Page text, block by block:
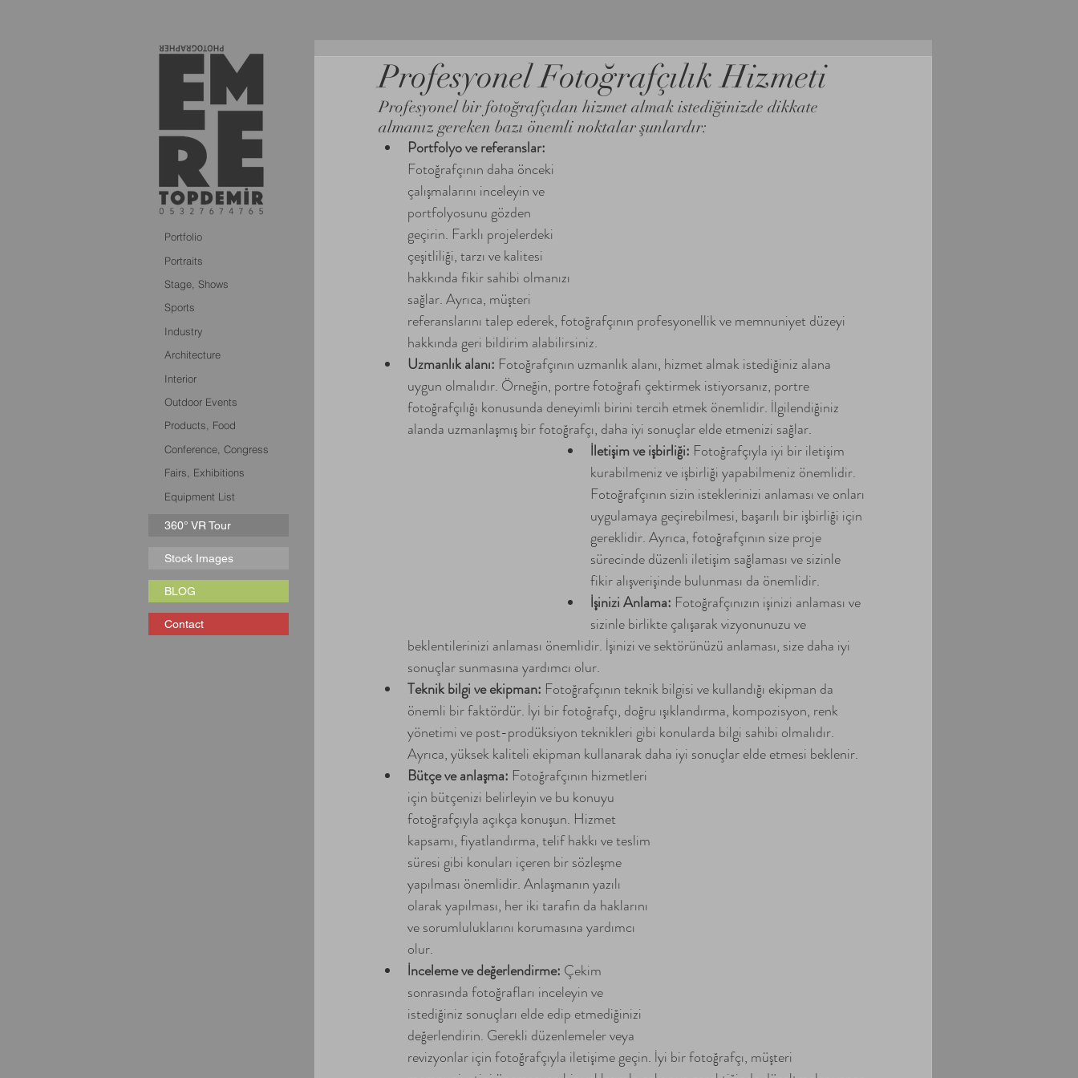
Profesyonel Fotoğrafçılık Hizmeti
Profesyonel bir fotoğrafçıdan hizmet almak istediğinizde dikkate
almanız gereken bazı önemli noktalar şunlardır:
Portfolyo ve referanslar:
Fotoğrafçının daha önceki
çalışmalarını inceleyin ve
portfolyosunu gözden
geçirin. Farklı projelerdeki
çeşitliliği, tarzı ve kalitesi
hakkında fikir sahibi olmanızı
sağlar. Ayrıca, müşteri
referanslarını talep ederek, fotoğrafçının profesyonellik ve memnuniyet düzeyi
hakkında geri bildirim alabilirsiniz.
Uzmanlık alanı: Fotoğrafçının uzmanlık alanı, hizmet almak istediğiniz alana
uygun olmalıdır. Örneğin, portre fotoğrafı çektirmek istiyorsanız, portre
fotoğrafçılığı konusunda deneyimli birini tercih etmek önemlidir. İlgilendiğiniz
alanda uzmanlaşmış bir fotoğrafçı, daha iyi sonuçlar elde etmenizi sağlar.
İletişim ve işbirliği: Fotoğrafçıyla iyi bir iletişim
kurabilmeniz ve işbirliği yapabilmeniz önemlidir.
Fotoğrafçının sizin isteklerinizi anlaması ve onları
uygulamaya geçirebilmesi, başarılı bir işbirliği için
gereklidir. Ayrıca, fotoğrafçının size proje
sürecinde düzenli iletişim sağlaması ve sizinle
fikir alışverişinde bulunması da önemlidir.
İşinizi Anlama: Fotoğrafçınızın işinizi anlaması ve
sizinle birlikte çalışarak vizyonunuzu ve
beklentilerinizi anlaması önemlidir. İşinizi ve sektörünüzü anlaması, size daha iyi
sonuçlar sunmasına yardımcı olur.
Teknik bilgi ve ekipman: Fotoğrafçının teknik bilgisi ve kullandığı ekipman da
önemli bir faktördür. İyi bir fotoğrafçı, doğru ışıklandırma, kompozisyon, renk
yönetimi ve post-prodüksiyon teknikleri gibi konularda bilgi sahibi olmalıdır.
Ayrıca, yüksek kaliteli ekipman kullanarak daha iyi sonuçlar elde etmesi beklenir.
Bütçe ve anlaşma: Fotoğrafçının hizmetleri
için bütçenizi belirleyin ve bu konuyu
fotoğrafçıyla açıkça konuşun. Hizmet
kapsamı, fiyatlandırma, telif hakkı ve teslim
süresi gibi konuları içeren bir sözleşme
yapılması önemlidir. Anlaşmanın yazılı
olarak yapılması, her iki tarafın da haklarını
ve sorumluluklarını korumasına yardımcı
olur.
İnceleme ve değerlendirme: Çekim
sonrasında fotoğrafları inceleyin ve
istediğiniz sonuçları elde edip etmediğinizi
değerlendirin. Gerekli düzenlemeler veya
revizyonlar için fotoğrafçıyla iletişime geçin. İyi bir fotoğrafçı, müşteri
Portfolio
Portraits
Stage, Shows
Sports
Industry
Architecture
Interior
Outdoor Events
Products, Food
Conference, Congress
Fairs, Exhibitions
Equipment List
Stock Images
360° VR Tour
Contact
BLOG